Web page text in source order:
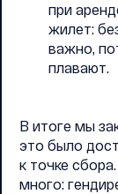
при
жилет:
важно,
плавают.
В итоге мы
это было
к точке
много: